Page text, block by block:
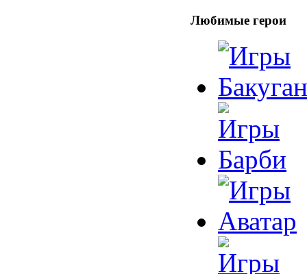
Любимые герои